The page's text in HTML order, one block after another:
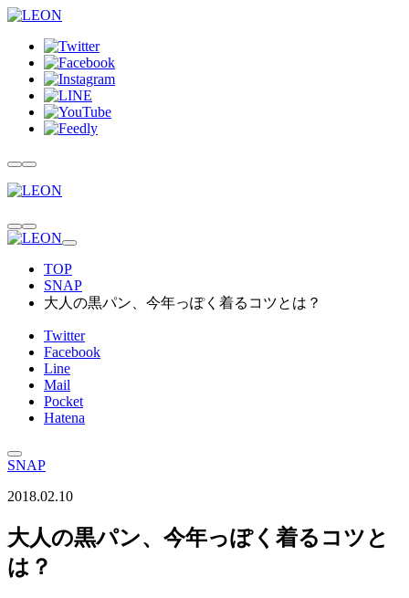
TOP
SNAP
大人の黒パン、今年っぽく着るコツとは？
Twitter
Facebook
Line
Mail
Pocket
Hatena
SNAP
2018.02.10
大人の黒パン、今年っぽく着るコツと
は？